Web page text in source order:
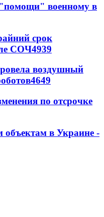
военному в
срок
СОЧ4939
воздушный
4649
по отсрочке
объектам в Украине -